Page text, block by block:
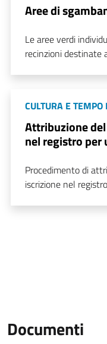
Aree di
Le aree verdi
recinzioni destinate
CULTURA E TEMPO
Attribuzione
nel registro
Procedimento di
iscrizione nel
Documenti